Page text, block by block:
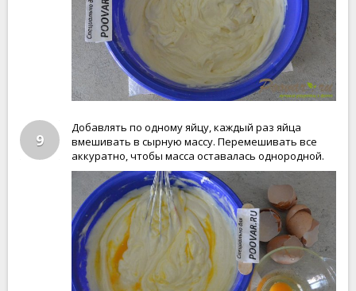
9
Добавлять по одному яйцу, каждый раз яйца
вмешивать в сырную массу. Перемешивать все
аккуратно, чтобы масса оставалась однородной.